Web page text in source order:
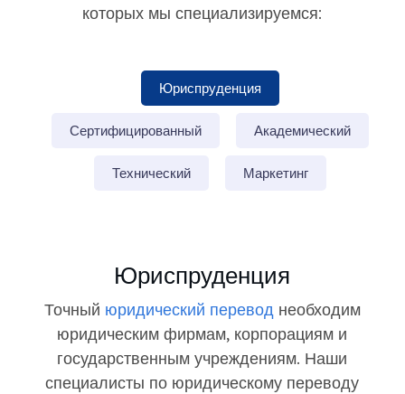
которых мы специализируемся:
Юриспруденция
Сертифицированный Академический
Технический Маркетинг
Юриспруденция
Точный юридический переводнеобходим
юридическим фирмам, корпорациям и
государственным учреждениям. Наши
специалисты по юридическому переводу